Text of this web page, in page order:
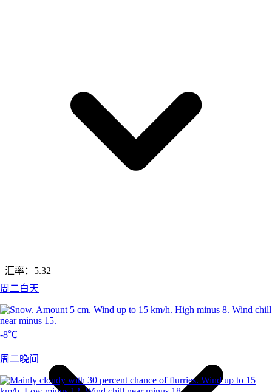
周二白天
-8℃
周二晚间
汇率： 5.32